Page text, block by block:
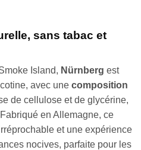
sans tabac et
Island, Nürnberg est
avec une composition
de cellulose et de glycérine,
en Allemagne, ce
et une expérience
nocives, parfaite pour les